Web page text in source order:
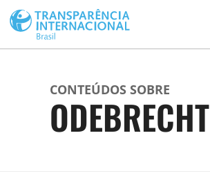
CONTEÚDOS SOBRE
ODEBRECHT